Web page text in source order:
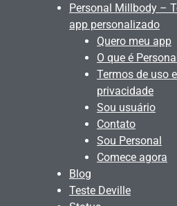
Personal Millbody –
app personalizado
Quero meu app
O que é
Termos de uso
privacidade
Sou usuário
Contato
Sou Personal
Comece agora
Blog
Teste Deville